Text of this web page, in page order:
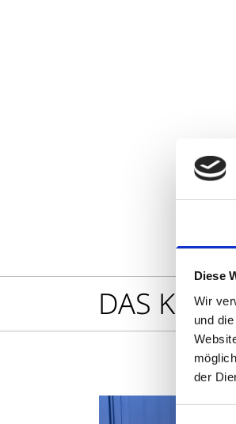
Diese
Wir
und
der
DAS